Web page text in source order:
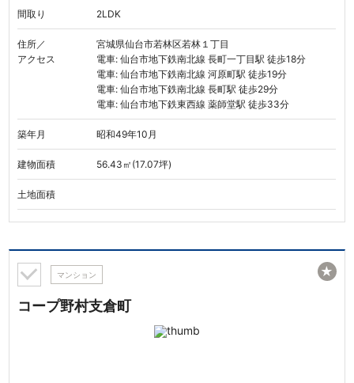
間取り 2LDK
住所／
アクセス
宮城県仙台市若林区若林１丁目
電車: 仙台市地下鉄南北線 長町一丁目駅 徒歩18分
電車: 仙台市地下鉄南北線 河原町駅 徒歩19分
電車: 仙台市地下鉄南北線 長町駅 徒歩29分
電車: 仙台市地下鉄東西線 薬師堂駅 徒歩33分
築年月 昭和49年10月
建物面積 56.43㎡(17.07坪)
土地面積
マンション
コープ野村支倉町
★